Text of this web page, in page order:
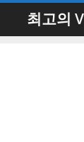
최고의